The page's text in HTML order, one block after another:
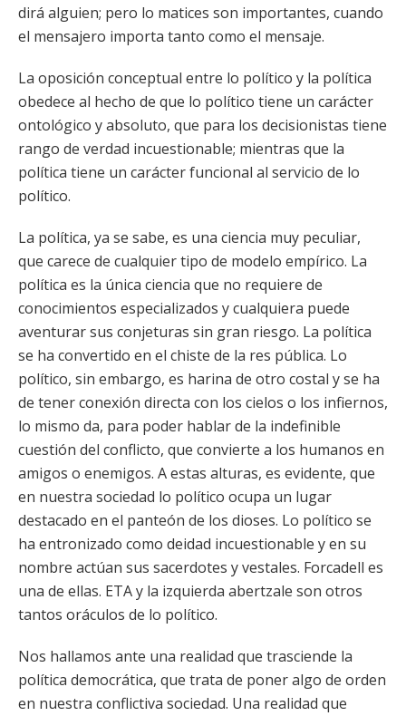
dirá alguien; pero lo matices son importantes, cuando
el mensajero importa tanto como el mensaje.
La oposición conceptual entre lo político y la política
obedece al hecho de que lo político tiene un carácter
ontológico y absoluto, que para los decisionistas tiene
rango de verdad incuestionable; mientras que la
política tiene un carácter funcional al servicio de lo
político.
La política, ya se sabe, es una ciencia muy peculiar,
que carece de cualquier tipo de modelo empírico. La
política es la única ciencia que no requiere de
conocimientos especializados y cualquiera puede
aventurar sus conjeturas sin gran riesgo. La política
se ha convertido en el chiste de la res pública. Lo
político, sin embargo, es harina de otro costal y se ha
de tener conexión directa con los cielos o los infiernos,
lo mismo da, para poder hablar de la indefinible
cuestión del conflicto, que convierte a los humanos en
amigos o enemigos. A estas alturas, es evidente, que
en nuestra sociedad lo político ocupa un lugar
destacado en el panteón de los dioses. Lo político se
ha entronizado como deidad incuestionable y en su
nombre actúan sus sacerdotes y vestales. Forcadell es
una de ellas. ETA y la izquierda abertzale son otros
tantos oráculos de lo político.
Nos hallamos ante una realidad que trasciende la
política democrática, que trata de poner algo de orden
en nuestra conflictiva sociedad. Una realidad que